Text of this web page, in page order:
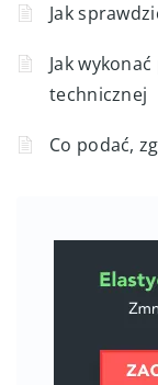
Jak
Jak
technicznej
Co podać,